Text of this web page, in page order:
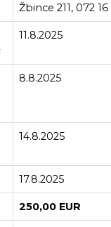
Žbince 211, 072
11.8.2025
8.8.2025
14.8.2025
17.8.2025
250,00 EUR